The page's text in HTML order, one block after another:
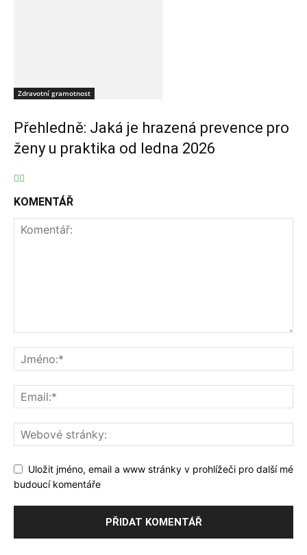
Zdravotní gramotnost
Přehledně: Jaká je hrazená prevence pro
ženy u praktika od ledna 2026
KOMENTÁŘ
Uložit jméno, email a www stránky v prohlížeči pro další mé
budoucí komentáře